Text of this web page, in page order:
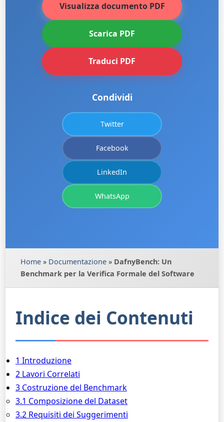
Visualizza documento PDF
Scarica PDF
Traduci PDF
Condividi
Twitter
Facebook
LinkedIn
WhatsApp
Home » Documentazione » DafnyBench: Un
Benchmark per la Verifica Formale del Software
Indice dei Contenuti
1 Introduzione
2 Lavori Correlati
3 Costruzione del Benchmark
3.1 Composizione del Dataset
3.2 Requisiti dei Suggerimenti